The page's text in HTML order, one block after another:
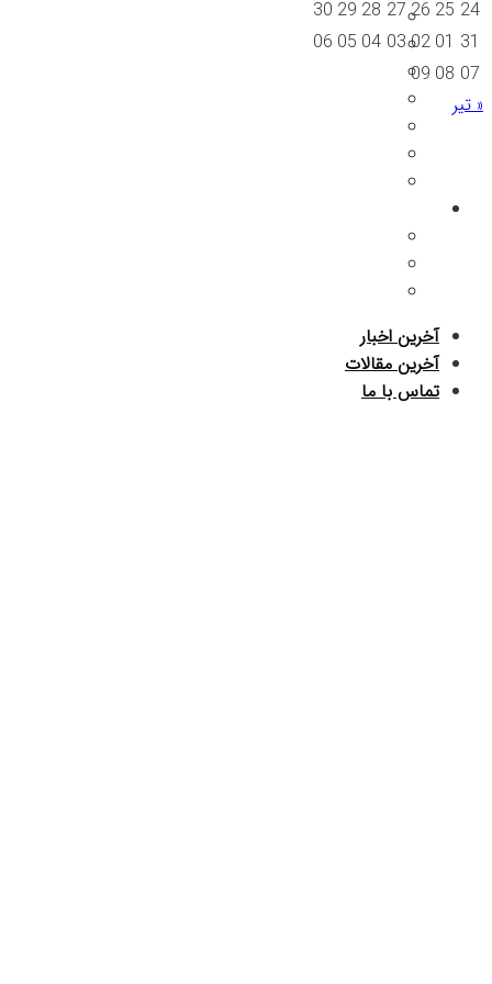
آخرین اخبار
آخرین مقالات
تماس با ما
24
25
26
27
28
29
30
31
01
02
03
04
05
06
07
08
09
« تیر